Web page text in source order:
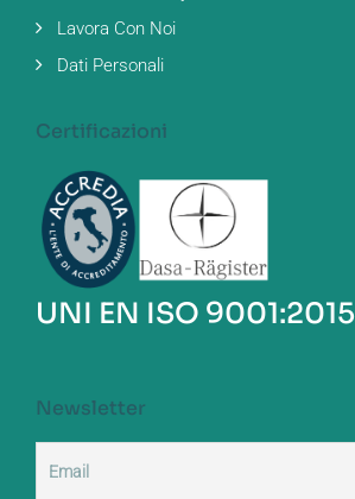
Lavora Con Noi
Dati Personali
Certificazioni
UNI EN ISO 9001:2015
Newsletter